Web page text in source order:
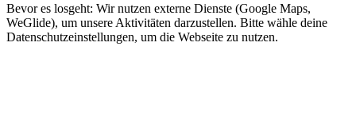
Bevor es losgeht: Wir nutzen externe Dienste (Google Maps,
WeGlide), um unsere Aktivitäten darzustellen. Bitte wähle deine
Datenschutzeinstellungen, um die Webseite zu nutzen.